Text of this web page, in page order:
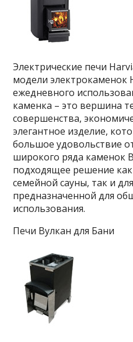
Электрические печи
модели электрокаменок
ежедневного
каменка – это вершина
совершенства,
элегантное изделие,
большое удовольствие
широкого ряда каменок
подходящее решение
семейной сауны, так и
предназначенной для
использования.
Печи Вулкан для Бани